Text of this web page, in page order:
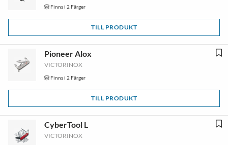
Finns i 2 Färger
TILL PRODUKT
Pioneer Alox
VICTORINOX
Finns i 2 Färger
TILL PRODUKT
CyberTool L
VICTORINOX